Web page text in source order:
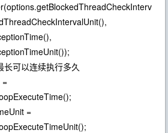
可以连续执行多久
=
=